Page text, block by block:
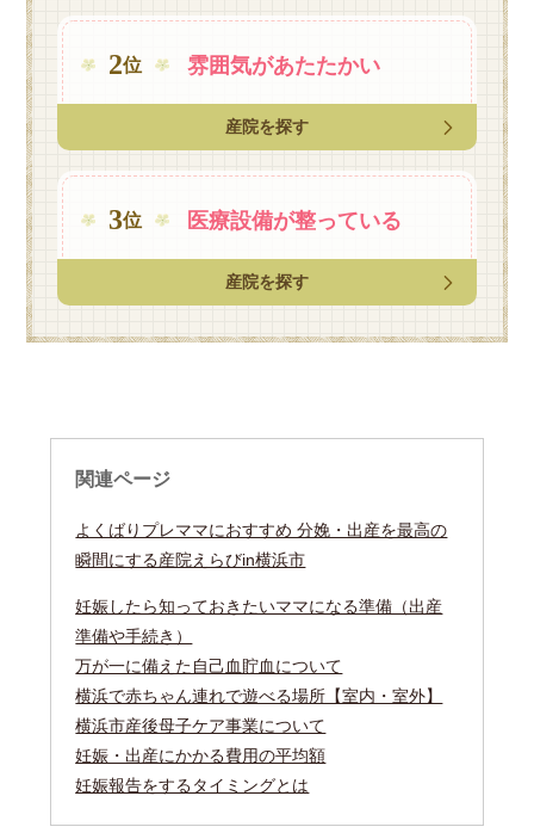
2位 雰囲気があたたかい
産院を探す
3位 医療設備が整っている
産院を探す
関連ページ
よくばりプレママにおすすめ 分娩・出産を最高の
瞬間にする産院えらびin横浜市
妊娠したら知っておきたいママになる準備（出産
準備や手続き）
万が一に備えた自己血貯血について
横浜で赤ちゃん連れで遊べる場所【室内・室外】
横浜市産後母子ケア事業について
妊娠・出産にかかる費用の平均額
妊娠報告をするタイミングとは